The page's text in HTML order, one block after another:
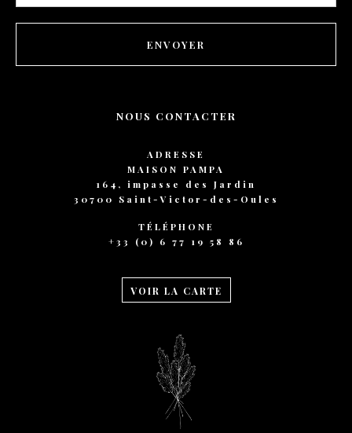
footer
ENVOYER
NOUS CONTACTER
ADRESSE
MAISON PAMPA
164, impasse des Jardin
30700 Saint-Victor-des-Oules
TÉLÉPHONE
+33 (0) 6 77 19 58 86
VOIR LA CARTE